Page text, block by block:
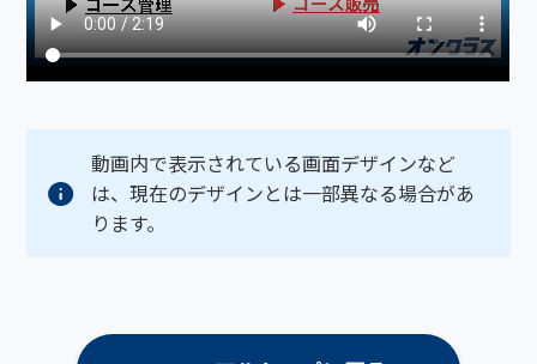
動画内で表示されている画面デザインなど
は、現在のデザインとは一部異なる場合があ
ります。